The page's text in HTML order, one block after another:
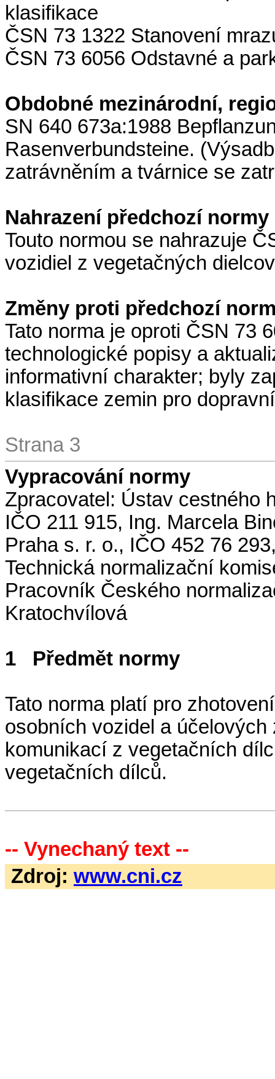
klasifikace
ČSN 73 1322 Stanovení
ČSN 73 6056 Odstavné a
Obdobné mezinárodní,
SN 640 673a:1988
Rasenverbundsteine.
zatrávněním a tvárnice se
Nahrazení předchozí normy
Touto normou se nahrazuje
vozidiel z vegetačných
Změny proti předchozí
Tato norma je oproti ČSN 73
technologické popisy a
informativní charakter; byly
klasifikace zemin pro
Strana 3
Vypracování normy
Zpracovatel: Ústav cestného
IČO 211 915, Ing. Marcela
Praha s. r. o., IČO 452 76
Technická normalizační
Pracovník Českého
Kratochvílová
1 Předmět normy
Tato norma platí pro
osobních vozidel a
komunikací z vegetačních
vegetačních dílců.
-- Vynechaný text --
Zdroj: www.cni.cz